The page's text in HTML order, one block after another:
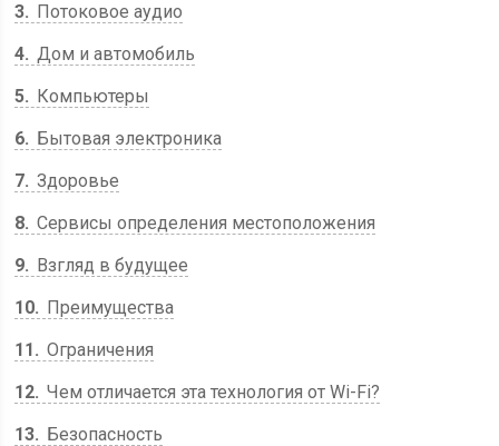
3
Потоковое аудио
4 Дом и автомобиль
5
Компьютеры
6
Бытовая электроника
7 Здоровье
8 Сервисы определения местоположения
9
Взгляд в будущее
10
Преимущества
11
Ограничения
12 Чем отличается эта технология от Wi-Fi?
13
Безопасность